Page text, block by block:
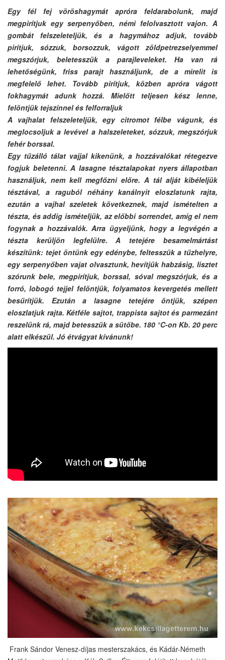
Egy fél fej vöröshagymát apróra feldarabolunk, majd
megpirítjuk egy serpenyőben, némi felolvasztott vajon. A
gombát felszeleteljük, és a hagymához adjuk, tovább
pirítjuk, sózzuk, borsozzuk, vágott zöldpetrezselyemmel
megszórjuk, beletesszük a parajleveleket. Ha van rá
lehetőségünk, friss parajt használjunk, de a mirelit is
megfelelő lehet. Tovább pirítjuk, közben apróra vágott
fokhagymát adunk hozzá. Mielőtt teljesen kész lenne,
felöntjük tejszínnel és felforraljuk
A vajhalat felszeleteljük, egy citromot félbe vágunk, és
meglocsoljuk a levével a halszeleteket, sózzuk, megszórjuk
fehér borssal.
Egy tűzálló tálat vajjal kikenünk, a hozzávalókat rétegezve
fogjuk beletenni. A lasagne tésztalapokat nyers állapotban
használjuk, nem kell megfőzni előre. A tál alját kibéleljük
tésztával, a raguból néhány kanálnyit eloszlatunk rajta,
ezután a vajhal szeletek következnek, majd ismételten a
tészta, és addig ismételjük, az előbbi sorrendet, amíg el nem
fogynak a hozzávalók. Arra ügyeljünk, hogy a legvégén a
tészta kerüljön legfelülre. A tetejére besamelmártást
készítünk: tejet öntünk egy edénybe, feltesszük a tűzhelyre,
egy serpenyőben vajat olvasztunk, hevítjük habzásig, lisztet
szórunk bele, megpirítjuk, borssal, sóval megszórjuk, és a
forró, lobogó tejjel felöntjük, folyamatos kevergetés mellett
besűrítjük. Ezután a lasagne tetejére öntjük, szépen
eloszlatjuk rajta. Kétféle sajtot, trappista sajtot és parmezánt
reszelünk rá, majd betesszük a sütőbe. 180 °C-on Kb. 20 perc
alatt elkészül. Jó étvágyat kívánunk!
Frank Sándor Venesz-díjas mesterszakács, és Kádár-Németh